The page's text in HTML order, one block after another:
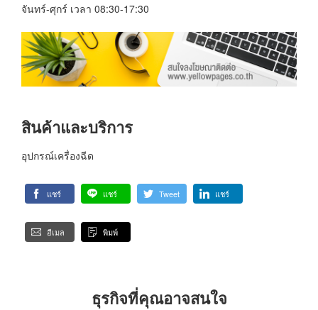
จันทร์-ศุกร์ เวลา 08:30-17:30
สินค้าและบริการ
อุปกรณ์เครื่องฉีด
แชร์ แชร์ Tweet แชร์
อีเมล พิมพ์
ธุรกิจที่คุณอาจสนใจ